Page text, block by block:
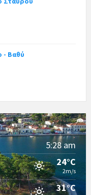
- Βαθύ
5:28 am
24°C
2m/s
31°C